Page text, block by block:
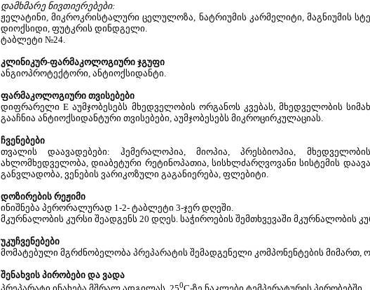
დამხმარე ნივთიერებები:
ჟელატინი, მიკროკრისტალური ცელულოზა, ნატრიუმის კარმელიტი, მაგნიუმის
დიოქსიდი, ფუტკრის დინდგელი.
ტაბლეტი №24.
კლინიკურ-ფარმაკოლოგიური ჯგუფი
ანგიოპროტექტორი, ანტიოქსიდანტი.
ფარმაკოლოგიური თვისებები
დიფრარელი E აუმჯობესებს მხედველობის ორგანოს კვებას, მხედველობის
გააჩნია ანტიოქსიდანტური თვისებები, აუმჯობესებს მიკროცირკულაციას.
ჩვენებები
თვალის დაავადებები: ჰემერალოპია, მიოპია, პრესბიოპია,
ახლომხედველობა, დიაბეტური რეტინოპათია, სისხლძარღვოვანი სისტემის
განვლადობა, ვენების ვარიკოზული გაგანიერება, ფლებიტი.
დოზირების რეჟიმი
ინიშნება პერორალურად 1-2- ტაბლეტი 3-ჯერ დღეში.
მკურნალობის კურსი შეადგენს 20 დღეს. საჭიროების შემთხვევაში მკურნალობის
უკუჩვენებები
მომატებული მგრძნობელობა პრეპარატის შემადგენელი კომპონენტების
შენახვის პირობები და ვადა
0